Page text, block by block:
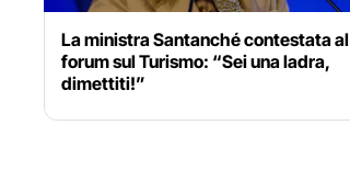
La ministra Santanché contestata al
forum sul Turismo: “Sei una ladra,
dimettiti!”